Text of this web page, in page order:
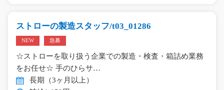
ストローの製造スタッフ/t03_01286
NEW 急募
☆ストローを取り扱う企業での製造・検査・箱詰め業務
をお任せ☆ 手のひらサ…
長期（3ヶ月以上）